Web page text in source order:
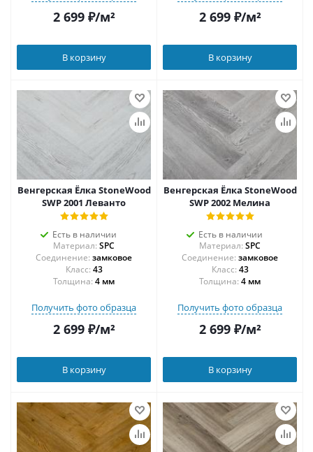
2 699₽/м²
В корзину
2 699₽/м²
В корзину
Венгерская Ёлка StoneWood
SWP 2001 Леванто
Есть в наличии
Материал: SPC
Соединение: замковое
43
Толщина: 4 мм
Получить фото образца
2 699₽/м²
В корзину
Венгерская Ёлка StoneWood
SWP 2002 Мелина
Есть в наличии
Материал: SPC
Соединение: замковое
43
Толщина: 4 мм
Получить фото образца
2 699₽/м²
В корзину